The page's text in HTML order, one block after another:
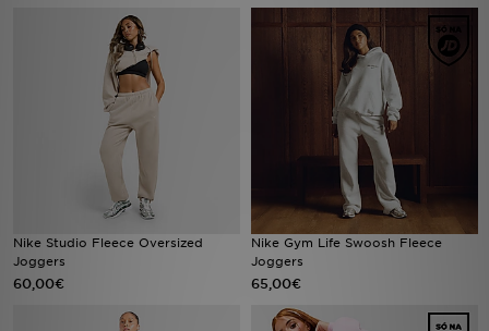
Nike Studio Fleece Oversized
Joggers
60,00€
Nike Gym Life Swoosh Fleece
Joggers
65,00€
MENSAGENS
SUBSCREVE
ESTADO DO TEU PEDIDO
ATENÇÃO AO CLIENTE